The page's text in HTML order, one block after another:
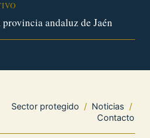
andaluz de Jaén
Sector protegido / Noticias /
Contacto